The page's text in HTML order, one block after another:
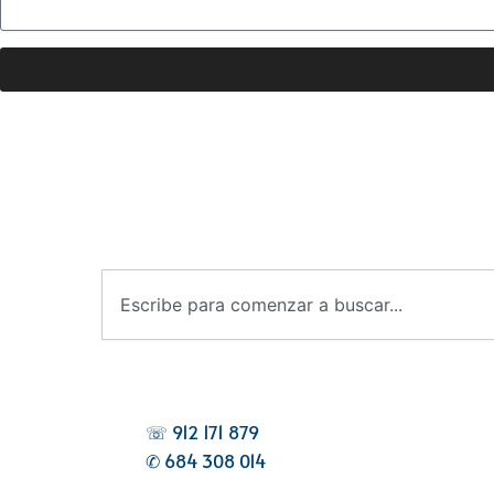
c
☏ 912 171 879
✆ 684 308 014